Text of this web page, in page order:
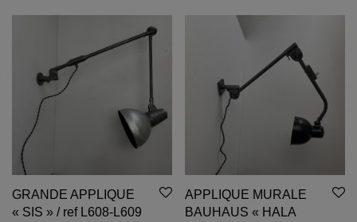
GRANDE APPLIQUE
« SIS » / ref L608-L609
APPLIQUE MURALE
BAUHAUS « HALA